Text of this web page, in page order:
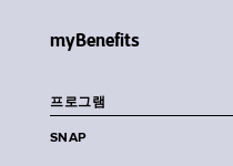
myBenefits
프로그램
SNAP